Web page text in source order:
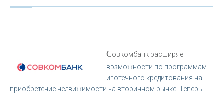
Совкомбанк расширяет
возможности по программам
ипотечного кредитования на
приобретение недвижимости на вторичном рынке. Теперь